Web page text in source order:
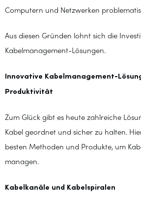
Computern und Netzwerken
Aus diesen Gründen lohnt sich die
Kabelmanagement-Lösungen.
Innovative Kabelmanagement-
Produktivität
Zum Glück gibt es heute zahlreiche
Kabel geordnet und sicher zu halten.
besten Methoden und Produkte, um
managen.
Kabelkanäle und Kabelspiralen